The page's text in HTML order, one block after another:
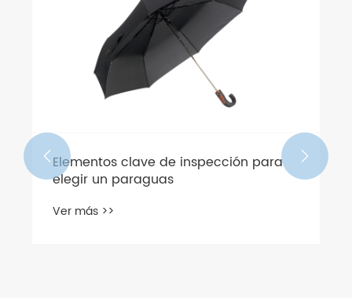
Elementos clave de inspección para
elegir un paraguas
Ver más >>
 